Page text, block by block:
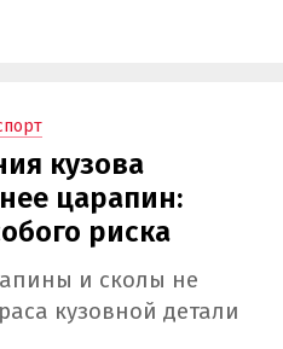
кузова
царапин:
риска
и сколы не
кузовной детали